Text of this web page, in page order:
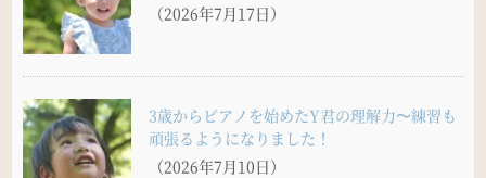
（2026年7月17日）
3歳からピアノを始めたY君の理解力〜練習も
頑張るようになりました！
（2026年7月10日）